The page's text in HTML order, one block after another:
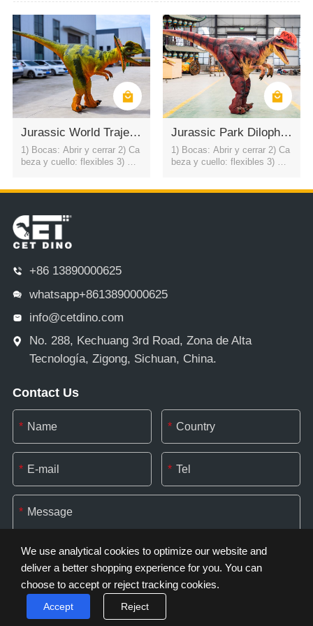
e simulación / personalizado
7) control del motor ojos parp
adean automáticamente USD
3500
e simulación / personalizado
7) control del motor ojos parp
adean automáticamente USD
3500
Jurassic World Traje de Dinosaurio Dilophosaurus para escenario
1) Bocas: Abrir y cerrar 2) Ca
beza y cuello: flexibles 3) Cu
7) control del motor ojos parp
adean automáticamente USD
3500
Jurassic Park Dilophosaurus Traje de Dinosaurio
1) Bocas: Abrir y cerrar 2) Ca
beza y cuello: flexibles 3) Cu
+86 13890000625
whatsapp+8613890000625
info@cetdino.com
No. 288, Kechuang 3rd Road, Zona de Alta
Tecnología, Zigong, Sichuan, China.
Contact Us
* *
* *
*
*
We use analytical cookies to optimize our website and
deliver a better shopping experience for you. You can
choose to accept or reject tracking cookies.
Accept Reject